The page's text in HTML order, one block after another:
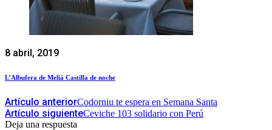
8 abril, 2019
L’Albufera de Meliá Castilla de noche
Artículo anteriorCodorniu te espera en Semana Santa
Artículo siguienteCeviche 103 solidario con Perú
Deja una respuesta